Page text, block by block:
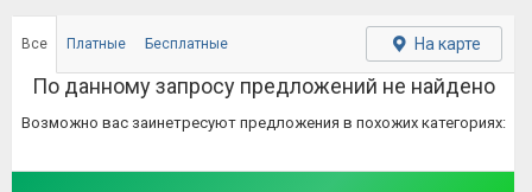
Все Платные Бесплатные На карте
По данному запросу предложений не найдено
Возможно вас заинетресуют предложения в похожих категориях: